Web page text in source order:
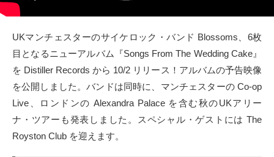
SOCIAL
Twitter
Facebook
instagram
Tumblr
UKマンチェスターのサイケロック・バンド Blossoms、6枚
目となるニューアルバム『Songs From The Wedding Cake』
を Distiller Records から 10/2 リリース！アルバムの予告映像
を公開しました。バンドは同時に、マンチェスターの Co-op
Live、ロンドンの Alexandra Palace を含む秋のUKアリー
ナ・ツアーも発表しました。スペシャル・ゲストには The
Royston Club を迎えます。